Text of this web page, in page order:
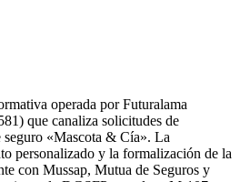
operada por Futuralama
que canaliza solicitudes de
seguro «Mascota & Cía». La
personalizado y la formalización de la
con Mussap, Mutua de Seguros y